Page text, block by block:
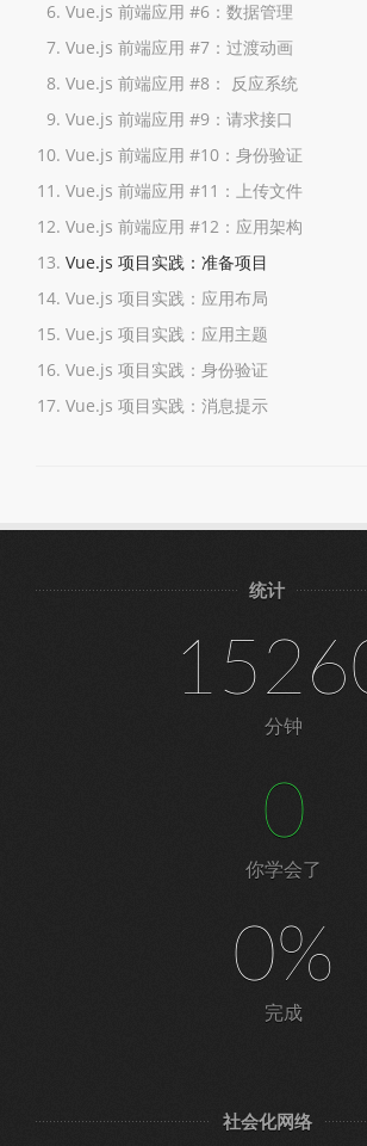
Vue.js 前端应用 #6：数据管理
Vue.js 前端应用 #7：过渡动画
Vue.js 前端应用 #8： 反应系统
Vue.js 前端应用 #9：请求接口
Vue.js 前端应用 #10：身份验证
Vue.js 前端应用 #11：上传文件
Vue.js 前端应用 #12：应用架构
Vue.js 项目实践：准备项目
Vue.js 项目实践：应用布局
Vue.js 项目实践：应用主题
Vue.js 项目实践：身份验证
Vue.js 项目实践：消息提示
统计
分钟
0
你学会了
0%
完成
社会化网络